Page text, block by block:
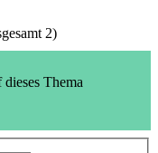
2)
Thema